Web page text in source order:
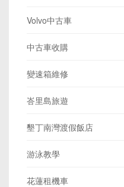
Volvo中古車
中古車收購
變速箱維修
峇里島旅遊
墾丁南灣渡假飯店
游泳教學
花蓮租機車